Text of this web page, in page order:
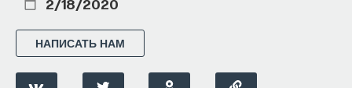
2/18/2020
НАПИСАТЬ НАМ
работать. Но в реальности с целеполаганием все
намного сложнее. Проблема не только
во временном разрыве, когда результат должен
проявиться через несколько лет. Ключевой